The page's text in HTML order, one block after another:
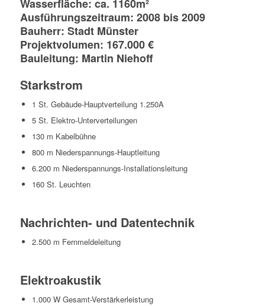
Wasserfläche: ca. 1160m²
Ausführungszeitraum: 2008 bis 2009
Bauherr: Stadt Münster
Projektvolumen: 167.000 €
Bauleitung: Martin Niehoff
Starkstrom
1 St. Gebäude-Hauptverteilung 1.250A
5 St. Elektro-Unterverteilungen
130 m Kabelbühne
800 m Niederspannungs-Hauptleitung
6.200 m Niederspannungs-Installationsleitung
160 St. Leuchten
Nachrichten- und Datentechnik
2.500 m Fernmeldeleitung
Elektroakustik
1.000 W Gesamt-Verstärkerleistung